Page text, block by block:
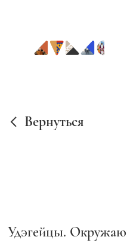
Вернуться
Удэгейцы.